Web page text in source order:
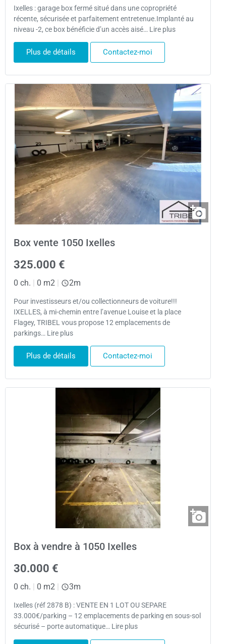
Ixelles : garage box fermé situé dans une copropriété
récente, sécurisée et parfaitement entretenue.Implanté au
niveau -2, ce box bénéficie d’un accès aisé… Lire plus
Plus de détails Contactez-moi
Box vente 1050 Ixelles
325.000 €
0 ch. | 0 m2 | 2m
Pour investisseurs et/ou collectionneurs de voiture!!!
IXELLES, à mi-chemin entre l’avenue Louise et la place
Flagey, TRIBEL vous propose 12 emplacements de
parkings… Lire plus
Plus de détails Contactez-moi
Box à vendre à 1050 Ixelles
30.000 €
0 ch. | 0 m2 | 3m
Ixelles (réf 2878 B) : VENTE EN 1 LOT OU SEPARE
33.000€/parking – 12 emplacements de parking en sous-sol
sécurisé – porte automatique… Lire plus